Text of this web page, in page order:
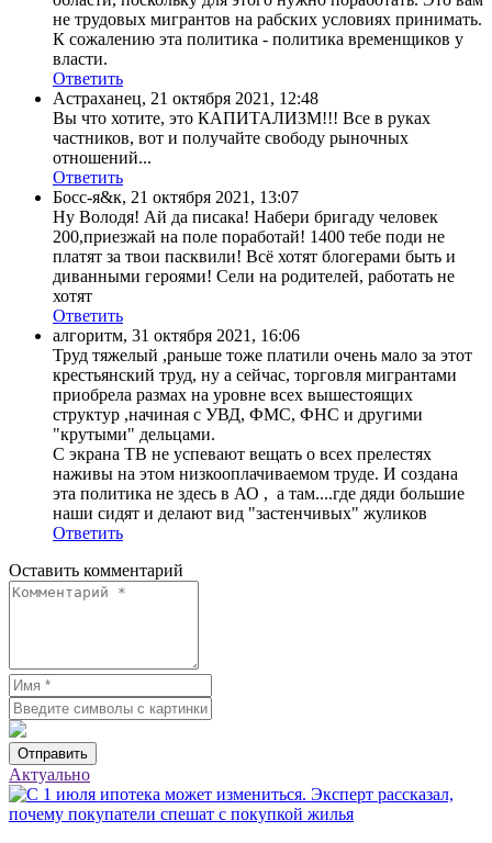
не трудовых мигрантов на рабских условиях принимать.
К сожалению эта политика - политика временщиков у
власти.
Ответить
Астраханец, 21 октября 2021, 12:48
Вы что хотите, это КАПИТАЛИЗМ!!! Все в руках
частников, вот и получайте свободу рыночных
отношений...
Ответить
Босс-я&к, 21 октября 2021, 13:07
Ну Володя! Ай да писака! Набери бригаду человек
200,приезжай на поле поработай! 1400 тебе поди не
платят за твои пасквили! Всё хотят блогерами быть и
диванными героями! Сели на родителей, работать не
хотят
Ответить
алгоритм, 31 октября 2021, 16:06
Труд тяжелый ,раньше тоже платили очень мало за этот
крестьянский труд, ну а сейчас, торговля мигрантами
приобрела размах на уровне всех вышестоящих
структур ,начиная с УВД, ФМС, ФНС и другими
"крутыми" дельцами.
С экрана ТВ не успевают вещать о всех прелестях
наживы на этом низкооплачиваемом труде. И создана
эта политика не здесь в АО , а там....где дяди большие
наши сидят и делают вид "застенчивых" жуликов
Ответить
Оставить комментарий
Отправить
Актуально